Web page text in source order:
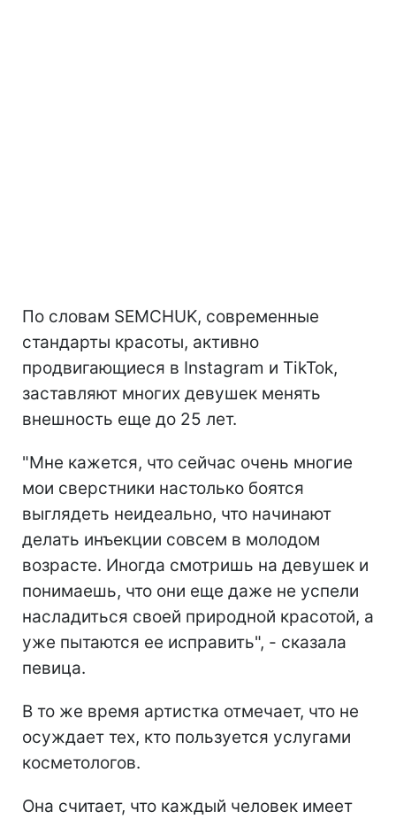
По словам SEMCHUK, современные
стандарты красоты, активно
продвигающиеся в Instagram и TikTok,
заставляют многих девушек менять
внешность еще до 25 лет.
"Мне кажется, что сейчас очень многие
мои сверстники настолько боятся
выглядеть неидеально, что начинают
делать инъекции совсем в молодом
возрасте. Иногда смотришь на девушек и
понимаешь, что они еще даже не успели
насладиться своей природной красотой, а
уже пытаются ее исправить", - сказала
певица.
В то же время артистка отмечает, что не
осуждает тех, кто пользуется услугами
косметологов.
Она считает, что каждый человек имеет